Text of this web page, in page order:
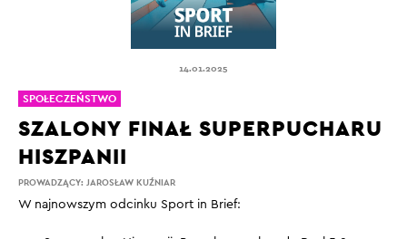
14.01.2025
PROWADZĄCY: JAROSŁAW KUŹNIAR
SZALONY FINAŁ SUPERPUCHARU
HISZPANII
W najnowszym odcinku Sport in Brief:
SPOŁECZEŃSTWO